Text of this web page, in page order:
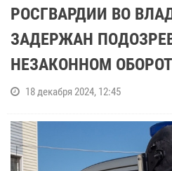
РОСГВАРДИИ ВО
ЗАДЕРЖАН
НЕЗАКОННОМ
18 декабря 2024, 12:45